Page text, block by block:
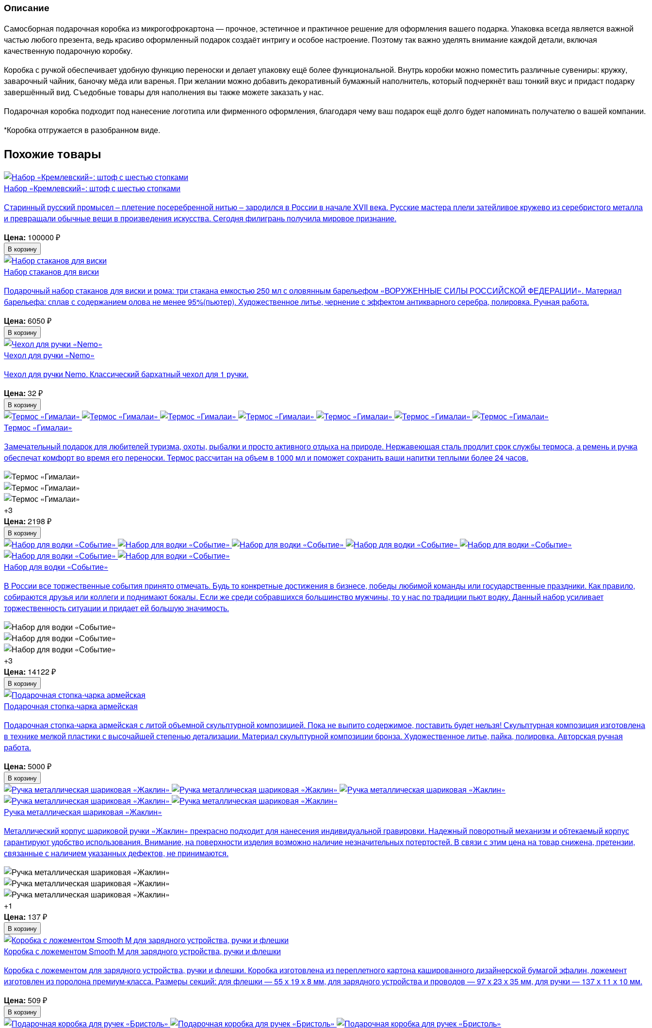
Описание
Самосборная подарочная коробка из микрогофрокартона — прочное, эстетичное и практичное решение для оформления вашего подарка. Упаковка всегда является важной
частью любого презента, ведь красиво оформленный подарок создаёт интригу и особое настроение. Поэтому так важно уделять внимание каждой детали, включая
качественную подарочную коробку.
Коробка с ручкой обеспечивает удобную функцию переноски и делает упаковку ещё более функциональной. Внутрь коробки можно поместить различные сувениры: кружку,
заварочный чайник, баночку мёда или варенья. При желании можно добавить декоративный бумажный наполнитель, который подчеркнёт ваш тонкий вкус и придаст подарку
завершённый вид. Съедобные товары для наполнения вы также можете заказать у нас.
Подарочная коробка подходит под нанесение логотипа или фирменного оформления, благодаря чему ваш подарок ещё долго будет напоминать получателю о вашей компании.
*Коробка отгружается в разобранном виде.
Похожие товары
Набор «Кремлевский»: штоф с шестью стопками
Старинный русский промысел – плетение посеребренной нитью – зародился в России в начале XVII века. Русские мастера плели затейливое кружево из серебристого металла
и превращали обычные вещи в произведения искусства. Сегодня филигрань получила мировое признание.
Цена: 100000 ₽
В корзину
Набор стаканов для виски
Подарочный набор стаканов для виски и рома: три стакана емкостью 250 мл с оловянным барельефом «ВОРУЖЕННЫЕ СИЛЫ РОССИЙСКОЙ ФЕДЕРАЦИИ». Материал
барельефа: сплав с содержанием олова не менее 95%(пьютер). Художественное литье, чернение с эффектом антикварного серебра, полировка. Ручная работа.
Цена: 6050 ₽
В корзину
Чехол для ручки «Nemo»
Чехол для ручки Nemo. Классический бархатный чехол для 1 ручки.
Цена: 32₽
В корзину
Термос «Гималаи»
Замечательный подарок для любителей туризма, охоты, рыбалки и просто активного отдыха на природе. Нержавеющая сталь продлит срок службы термоса, а ремень и ручка
обеспечат комфорт во время его переноски. Термос рассчитан на объем в 1000 мл и поможет сохранить ваши напитки теплыми более 24 часов.
+3
Цена: 2198 ₽
В корзину
Набор для водки «Событие»
В России все торжественные события принято отмечать. Будь то конкретные достижения в бизнесе, победы любимой команды или государственные праздники. Как правило,
собираются друзья или коллеги и поднимают бокалы. Если же среди собравшихся большинство мужчины, то у нас по традиции пьют водку. Данный набор усиливает
торжественность ситуации и придает ей большую значимость.
+3
Цена: 14122₽
В корзину
Подарочная стопка-чарка армейская
Подарочная стопка-чарка армейская с литой объемной скульптурной композицией. Пока не выпито содержимое, поставить будет нельзя! Скульптурная композиция изготовлена
в технике мелкой пластики с высочайшей степенью детализации. Материал скульптурной композиции бронза. Художественное литье, пайка, полировка. Авторская ручная
работа.
Цена: 5000 ₽
В корзину
Ручка металлическая шариковая «Жаклин»
Металлический корпус шариковой ручки «Жаклин» прекрасно подходит для нанесения индивидуальной гравировки. Надежный поворотный механизм и обтекаемый корпус
гарантируют удобство использования. Внимание, на поверхности изделия возможно наличие незначительных потертостей. В связи с этим цена на товар снижена, претензии,
связанные с наличием указанных дефектов, не принимаются.
+1
Цена: 137₽
В корзину
Коробка с ложементом Smooth M для зарядного устройства, ручки и флешки
Коробка с ложементом для зарядного устройства, ручки и флешки. Коробка изготовлена из переплетного картона кашированного дизайнерской бумагой эфалин, ложемент
изготовлен из поролона премиум-класса. Размеры секций: для флешки — 55 х 19 х 8 мм, для зарядного устройства и проводов — 97 х 23 х 35 мм, для ручки — 137 х 11 х 10 мм.
Цена: 509₽
В корзину